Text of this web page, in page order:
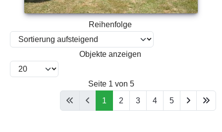
Reihenfolge
Objekte anzeigen
Seite 1 von 5
1
2 3 4 5